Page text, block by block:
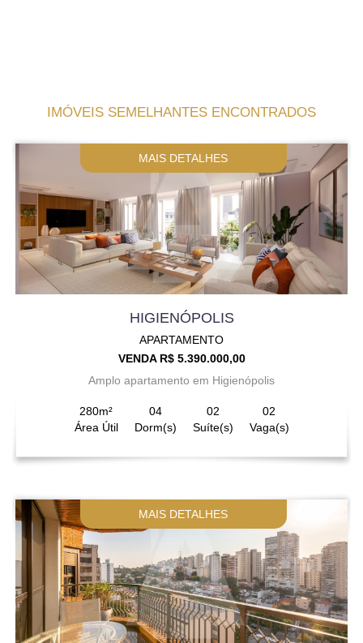
IMÓVEIS SEMELHANTES ENCONTRADOS
MAIS DETALHES
HIGIENÓPOLIS
APARTAMENTO
VENDA R$ 5.390.000,00
Amplo apartamento em Higienópolis
280m²
Área Útil
04
Dorm(s)
02
Suíte(s)
02
Vaga(s)
MAIS DETALHES